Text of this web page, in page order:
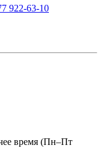
922-63-10
время (Пн–Пт